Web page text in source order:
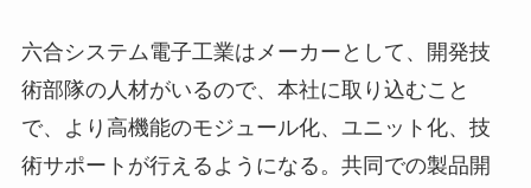
六合システム電子工業はメーカーとして、開発技
術部隊の人材がいるので、本社に取り込むこと
で、より高機能のモジュール化、ユニット化、技
術サポートが行えるようになる。共同での製品開